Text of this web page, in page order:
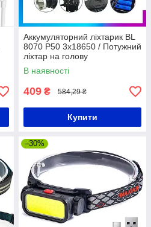
Аккумуляторний ліхтарик BL
8070 P50 3x18650 / Потужний
ліхтар на голову
В наявності
409 ₴ 584,29 ₴
Купити
–30%